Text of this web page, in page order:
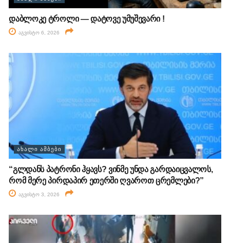
დაბლოკე ტროლი — დატოვე უმუშევარი !
აგვისტო 6, 2026
ᲐᲮᲐᲚᲘ ᲐᲛᲑᲔᲑᲘ
“გლდანს პატრონი ჰყავს? ვინმე უნდა გარდაიცვალოს,
რომ მერე პირდაპირ ეთერში ღვაროთ ცრემლები?”
აგვისტო 3, 2026